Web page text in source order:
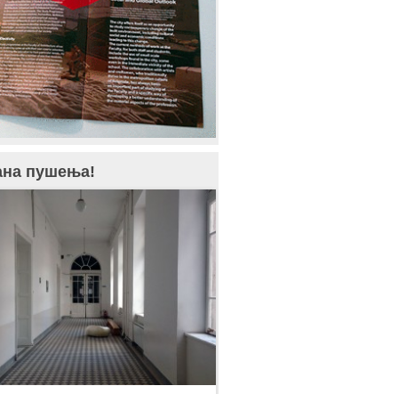
пушења!